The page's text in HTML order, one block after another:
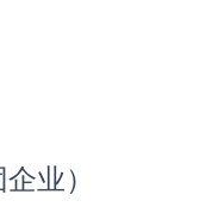
业）